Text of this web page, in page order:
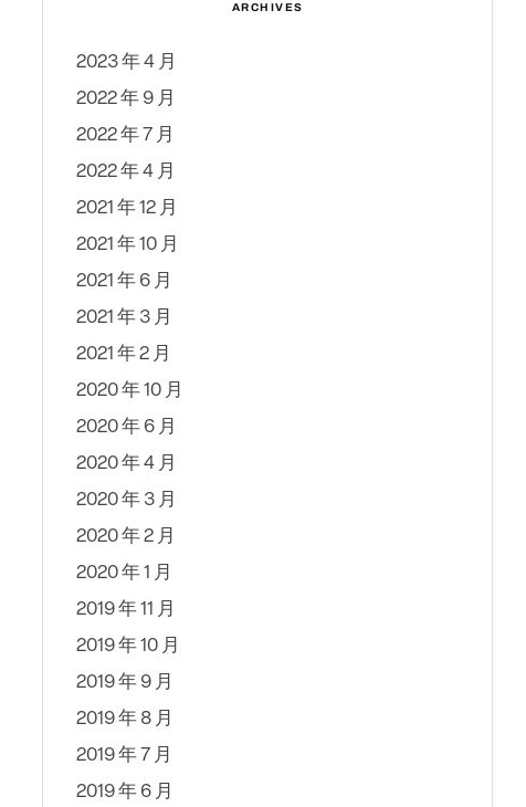
ARCHIVES
2023 年 4 月
2022 年 9 月
2022 年 7 月
2022 年 4 月
2021 年 12 月
2021 年 10 月
2021 年 6 月
2021 年 3 月
2021 年 2 月
2020 年 10 月
2020 年 6 月
2020 年 4 月
2020 年 3 月
2020 年 2 月
2020 年 1 月
2019 年 11 月
2019 年 10 月
2019 年 9 月
2019 年 8 月
2019 年 7 月
2019 年 6 月